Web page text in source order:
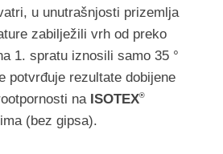
u unutrašnjosti prizemlja
zabilježili vrh od preko
1. spratu iznosili samo 35 °
potvrđuje rezultate dobijene
na ISOTEX®
(bez gipsa).